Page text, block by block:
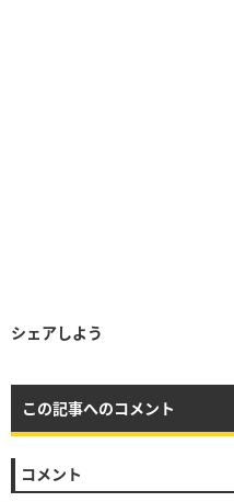
シェアしよう
この記事へのコメント
コメント